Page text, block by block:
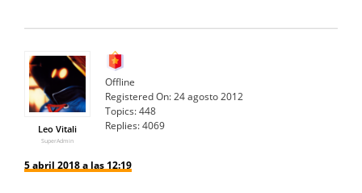
Leo Vitali
SuperAdmin
Offline
Registered On:24 agosto 2012
Topics:448
Replies:4069
5 abril 2018 a las 12:19